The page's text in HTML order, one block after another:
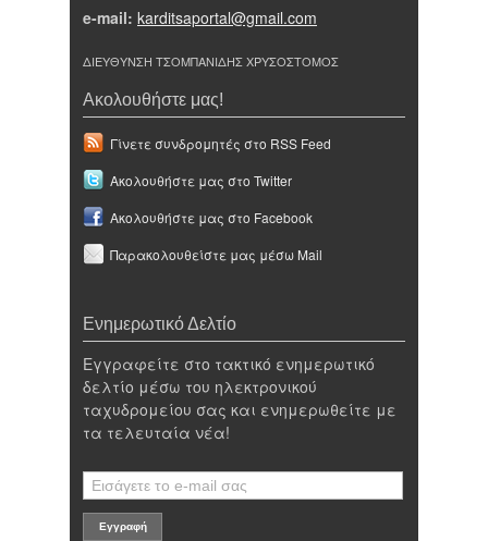
e-mail: karditsaportal@gmail.com
ΔΙΕΥΘΥΝΣΗ ΤΣΟΜΠΑΝΙΔΗΣ ΧΡΥΣΟΣΤΟΜΟΣ
Ακολουθήστε μας!
Γίνετε συνδρομητές στο RSS Feed
Ακολουθήστε μας στο Twitter
Ακολουθήστε μας στο Facebook
Παρακολουθείστε μας μέσω Mail
Ενημερωτικό Δελτίο
Εγγραφείτε στο τακτικό ενημερωτικό
δελτίο μέσω του ηλεκτρονικού
ταχυδρομείου σας και ενημερωθείτε με
τα τελευταία νέα!